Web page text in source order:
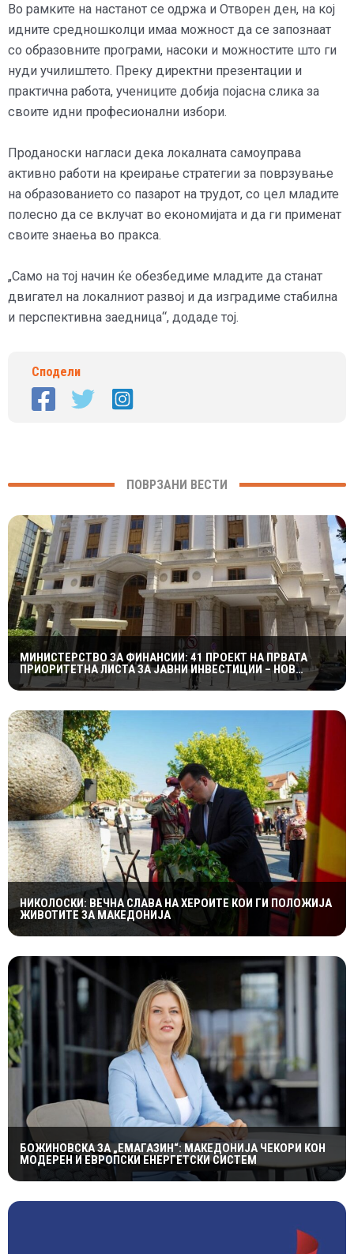
Во рамките на настанот се одржа и Отворен ден, на кој
идните средношколци имаа можност да се запознаат
со образовните програми, насоки и можностите што ги
нуди училиштето. Преку директни презентации и
практична работа, учениците добија појасна слика за
своите идни професионални избори.
Проданоски нагласи дека локалната самоуправа
активно работи на креирање стратегии за поврзување
на образованието со пазарот на трудот, со цел младите
полесно да се вклучат во економијата и да ги применат
своите знаења во пракса.
„Само на тој начин ќе обезбедиме младите да станат
двигател на локалниот развој и да изградиме стабилна
и перспективна заедница“, додаде тој.
Сподели
ПОВРЗАНИ ВЕСТИ
МИНИСТЕРСТВО ЗА ФИНАНСИИ: 41 ПРОЕКТ НА ПРВАТА
ПРИОРИТЕТНА ЛИСТА ЗА ЈАВНИ ИНВЕСТИЦИИ – НОВ
ПРИСТАП ВО ПЛАНИРАЊЕТО НА КАПИТАЛНИТЕ ПРОЕКТИ
НИКОЛОСКИ: ВЕЧНА СЛАВА НА ХЕРОИТЕ КОИ ГИ ПОЛОЖИЈА
ЖИВОТИТЕ ЗА МАКЕДОНИЈА
БОЖИНОВСКА ЗА „ЕМАГАЗИН“: МАКЕДОНИЈА ЧЕКОРИ КОН
МОДЕРЕН И ЕВРОПСКИ ЕНЕРГЕТСКИ СИСТЕМ